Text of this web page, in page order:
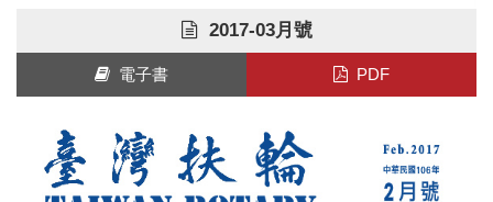
2017-03月號
電子書 PDF